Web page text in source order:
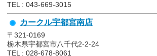
TEL : 043-669-3015
カークル宇都宮南店
〒321-0169
栃木県宇都宮市八千代2-2-24
TEL : 028-678-8061